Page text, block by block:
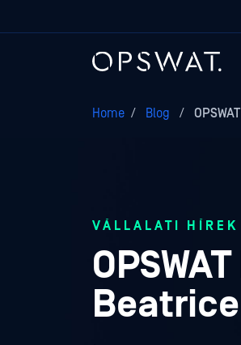
Home / Blog /
VÁLLALATI HÍREK